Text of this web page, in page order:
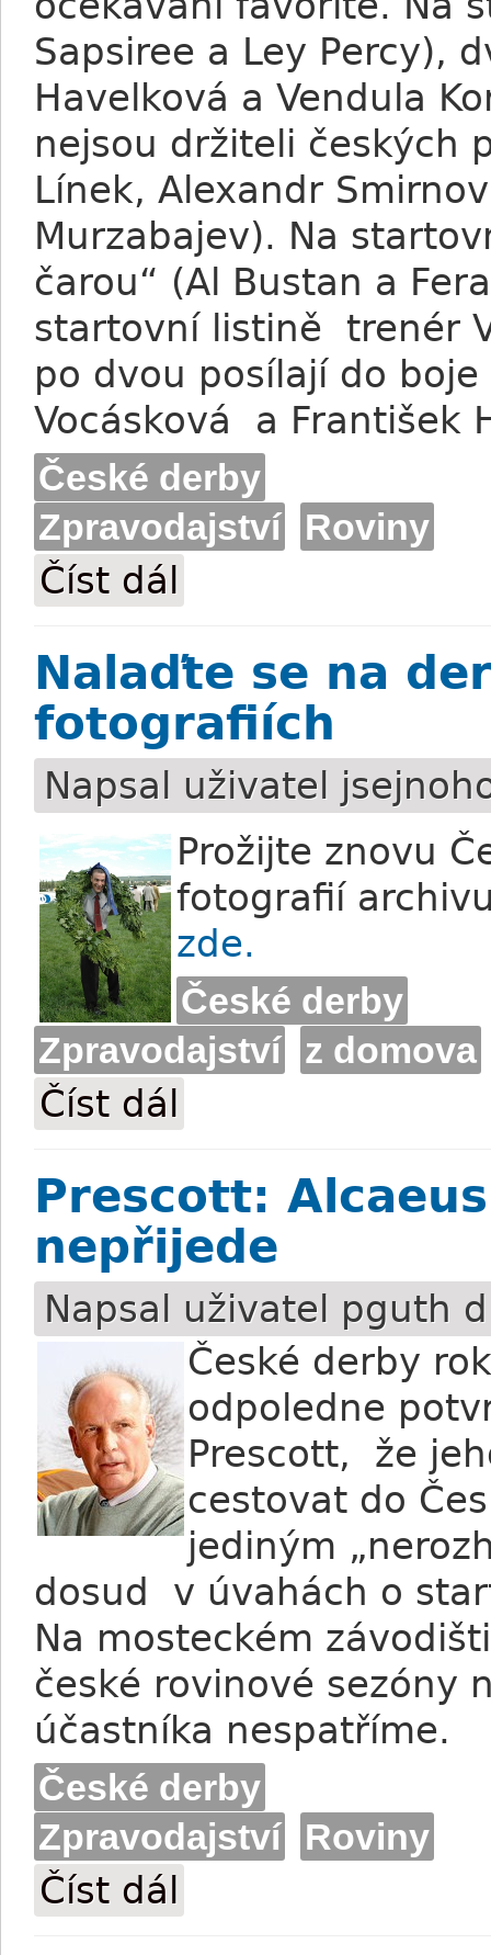
Sapsiree a Ley Percy),
Havelková a Vendula
nejsou držiteli českých
Línek, Alexandr
Murzabajev). Na
čarou“ (Al Bustan a
startovní listině trenér
po dvou posílají do
Vocásková a František
České derby
Zpravodajství
Roviny
Číst dál
Nalaďte se na
fotografiích
Napsal uživatel
Prožijte znovu
fotografií
zde.
České derby
Zpravodajství
z domova
Číst dál
Prescott:
nepřijede
Napsal uživatel pguth
České derby
odpoledne
Prescott, že
cestovat do
jediným
dosud v úvahách o
Na mosteckém
české rovinové sezóny
účastníka nespatříme.
České derby
Zpravodajství
Roviny
Číst dál